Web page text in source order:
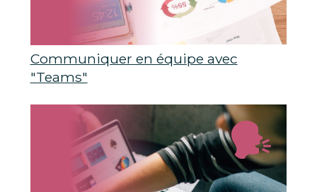
Communiquer en équipe avec
"Teams"